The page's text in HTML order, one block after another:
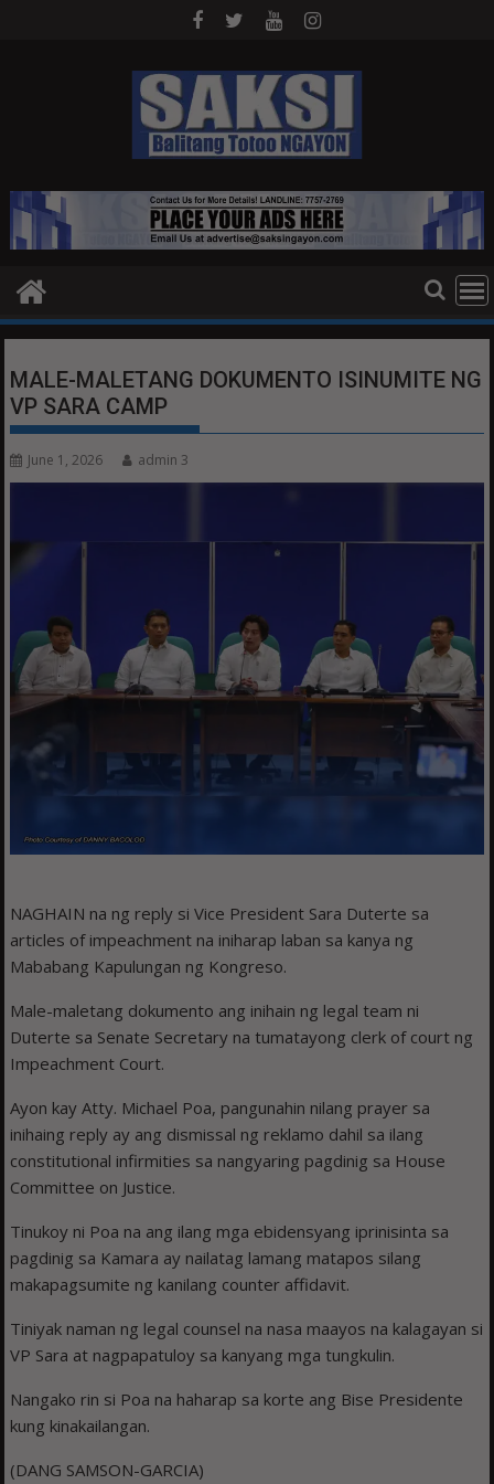
MALE-MALETANG DOKUMENTO ISINUMITE NG
VP SARA CAMP
June 1, 2026 admin 3
NAGHAIN na ng reply si Vice President Sara Duterte sa
articles of impeachment na iniharap laban sa kanya ng
Mababang Kapulungan ng Kongreso.
Male-maletang dokumento ang inihain ng legal team ni
Duterte sa Senate Secretary na tumatayong clerk of court ng
Impeachment Court.
Ayon kay Atty. Michael Poa, pangunahin nilang prayer sa
inihaing reply ay ang dismissal ng reklamo dahil sa ilang
constitutional infirmities sa nangyaring pagdinig sa House
Committee on Justice.
Tinukoy ni Poa na ang ilang mga ebidensyang iprinisinta sa
pagdinig sa Kamara ay nailatag lamang matapos silang
makapagsumite ng kanilang counter affidavit.
Tiniyak naman ng legal counsel na nasa maayos na kalagayan si
VP Sara at nagpapatuloy sa kanyang mga tungkulin.
Nangako rin si Poa na haharap sa korte ang Bise Presidente
kung kinakailangan.
(DANG SAMSON-GARCIA)